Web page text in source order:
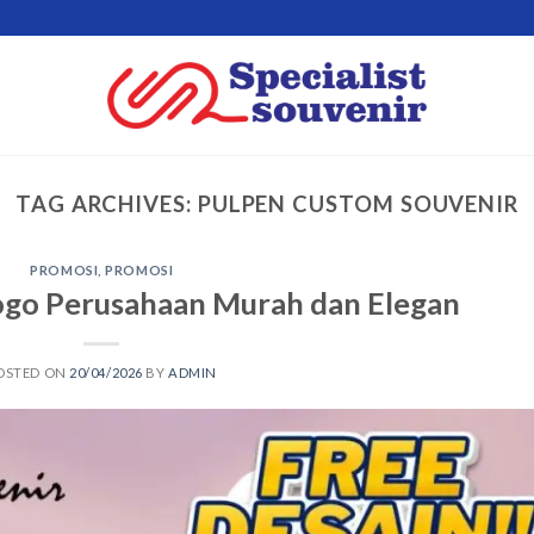
TAG ARCHIVES: PULPEN CUSTOM SOUVENIR
PROMOSI ,PROMOSI
Perusahaan Murah dan Elegan
ON 20/04/2026 BYADMIN